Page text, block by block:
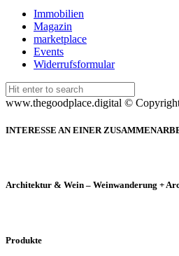
Immobilien
Magazin
marketplace
Events
Widerrufsformular
Search
for:
www.thegoodplace.digital ©
INTERESSE AN EINER
Architektur & Wein – Weinwanderung +
Produkte